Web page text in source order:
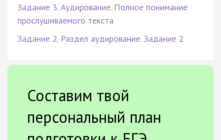
Задание 3. Аудирование. Полное понимание
прослушиваемого текста
Задание 2. Раздел аудирование. Задание 2
Составим твой
персональный план